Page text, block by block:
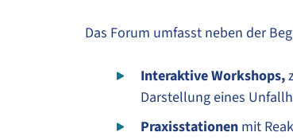
Das Forum umfasst neben der
Interaktive Workshops,
Darstellung eines
Praxisstationen mit